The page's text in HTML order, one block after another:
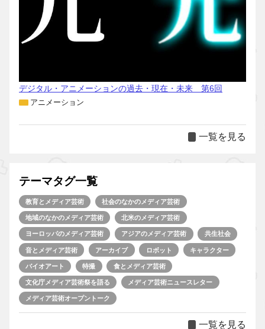
デジタル・アニメーションの過去・現在・未来 第6回
アニメーション
一覧を見る
テーマタグ一覧
教育とメディア芸術 社会のなかのメディア芸術
地域のなかのメディア芸術 北米のメディア芸術
ヨーロッパのメディア芸術 アジアのメディア芸術 共生社会
音とメディア芸術 アーカイブ ロボット キャラクター
バイオアート 特撮 食とメディア芸術
文化庁メディア芸術祭を語る メディア芸術ニュースレター
メディア芸術オープントーク
一覧を見る